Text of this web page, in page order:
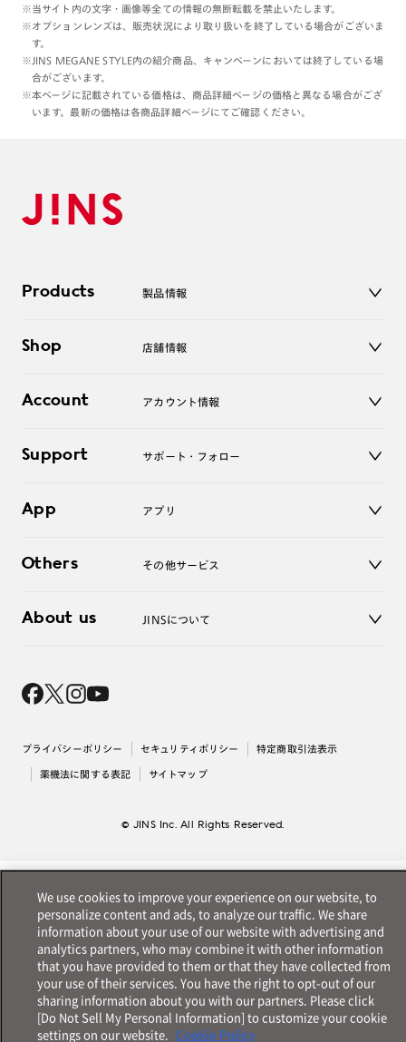
※当サイト内の文字・画像等全ての情報の無断転載を禁止いたします。
※オプションレンズは、販売状況により取り扱いを終了している場合がございま
す。
※JINS MEGANE STYLE内の紹介商品、キャンペーンにおいては終了している場
合がございます。
※本ページに記載されている価格は、商品詳細ページの価格と異なる場合がござ
います。最新の価格は各商品詳細ページにてご確認ください。
Products 製品情報
サングラス
コンタクトレンズ
アクセサリー
Shop 店舗情報
オンラインショップ
Account アカウント情報
ログアウト
Support サポート・フォロー
よくあるご質問
お問い合わせ
App アプリ
Others その他サービス
レンズ交換
About us JINSについて
採用情報
出店について
プライバシーポリシー セキュリティポリシー 特定商取引法表示
薬機法に関する表記 サイトマップ
© JINS Inc. All Rights Reserved.
We use cookies to improve your experience on our website, to
personalize content and ads, to analyze our traffic. We share
information about your use of our website with advertising and
analytics partners, who may combine it with other information
that you have provided to them or that they have collected from
your use of their services. You have the right to opt-out of our
sharing information about you with our partners. Please click
[Do Not Sell My Personal Information] to customize your cookie
settings on our website. Cookie Policy